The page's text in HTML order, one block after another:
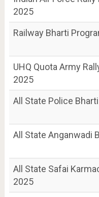
2025
Railway Bharti
UHQ Quota Army
2025
All State Police
All State Anganwadi
All State Safai
2025